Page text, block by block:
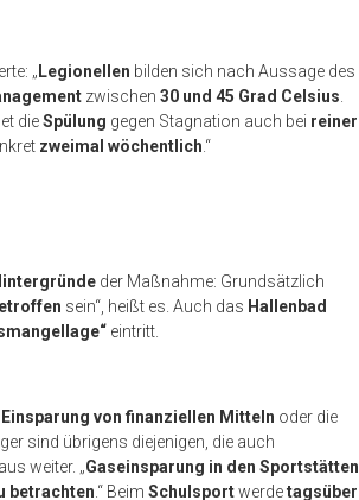
„ Legionellen bilden sich nach Aussage des
zwischen 30 und 45 Grad Celsius
dieSpülung gegen Stagnation auch bei reiner
zweimal wöchentlich .“
der Maßnahme: Grundsätzlich
sein“, heißt es. Auch das Hallenbad
eintritt.
Einsparung von finanziellen Mitteln oder die
sind übrigens diejenigen, die auch
weiter. „Gaseinsparung in den Sportstätten
betrachten .“ Beim Schulsportwerdetagsüber